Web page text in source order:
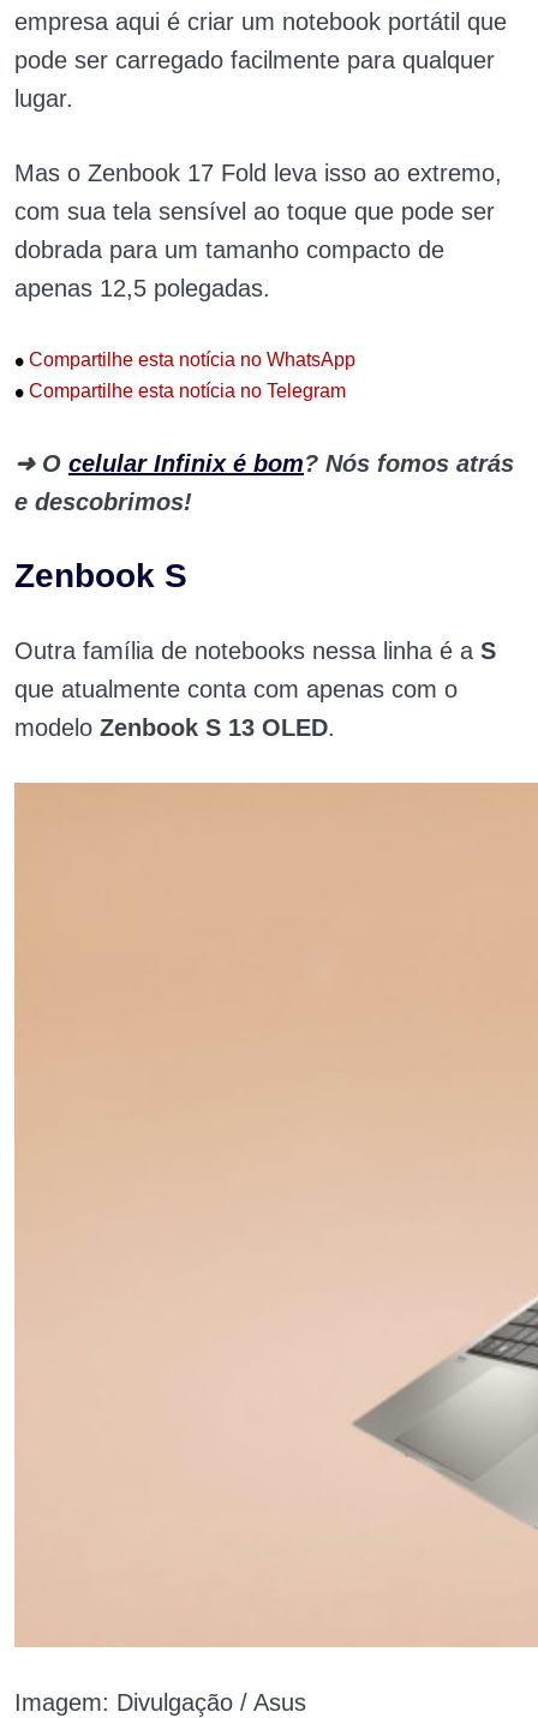
empresa aqui é criar um notebook portátil que
pode ser carregado facilmente para qualquer
lugar.
Mas o Zenbook 17 Fold leva isso ao extremo,
com sua tela sensível ao toque que pode ser
dobrada para um tamanho compacto de
apenas 12,5 polegadas.
• Compartilhe esta notícia no WhatsApp
• Compartilhe esta notícia no Telegram
➜ O celular Infinix é bom? Nós fomos atrás
e descobrimos!
Zenbook S
Outra família de notebooks nessa linha é a S
que atualmente conta com apenas com o
modelo Zenbook S 13 OLED.
Imagem: Divulgação / Asus